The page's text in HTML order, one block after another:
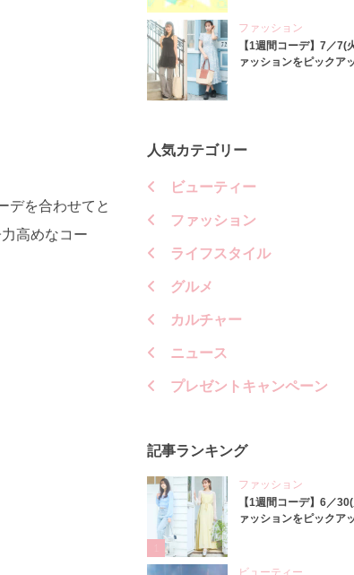
デを合わせてと
高めなコー
ファッション
【1週間コーデ】7／7(
ァッションをピックア
人気カテゴリー
ビューティー
ファッション
ライフスタイル
グルメ
カルチャー
ニュース
プレゼントキャンペーン
記事ランキング
ファッション
【1週間コーデ】6／
ァッションをピックア
ビューティー